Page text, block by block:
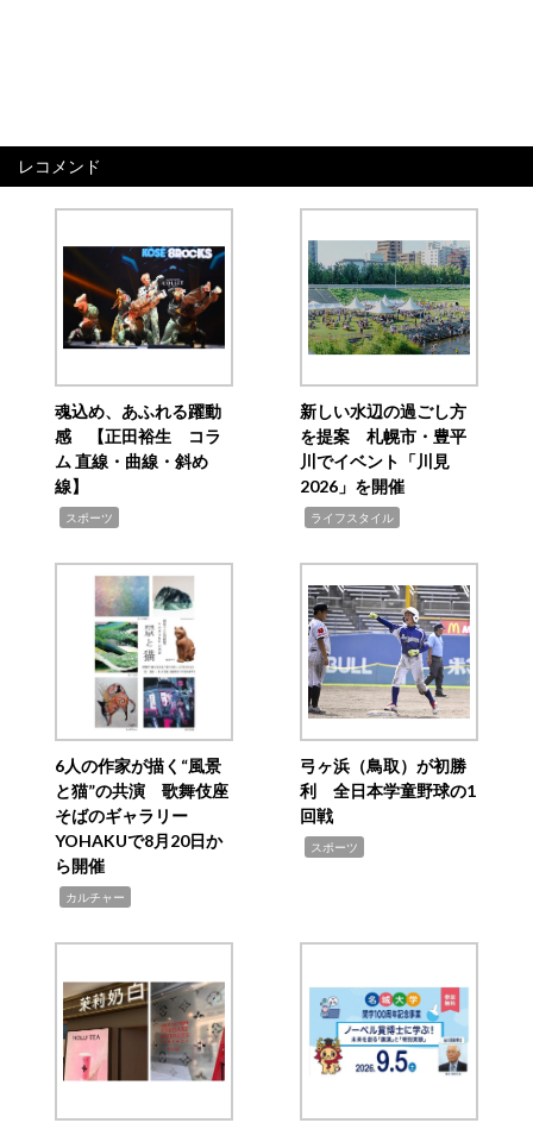
レコメンド
魂込め、あふれる躍動
感 【正田裕生 コラ
ム 直線・曲線・斜め
線】
スポーツ
新しい水辺の過ごし方
を提案 札幌市・豊平
川でイベント「川見
2026」を開催
ライフスタイル
6人の作家が描く“風景
と猫”の共演 歌舞伎座
そばのギャラリー
YOHAKUで8月20日か
ら開催
カルチャー
弓ヶ浜（鳥取）が初勝
利 全日本学童野球の1
回戦
スポーツ